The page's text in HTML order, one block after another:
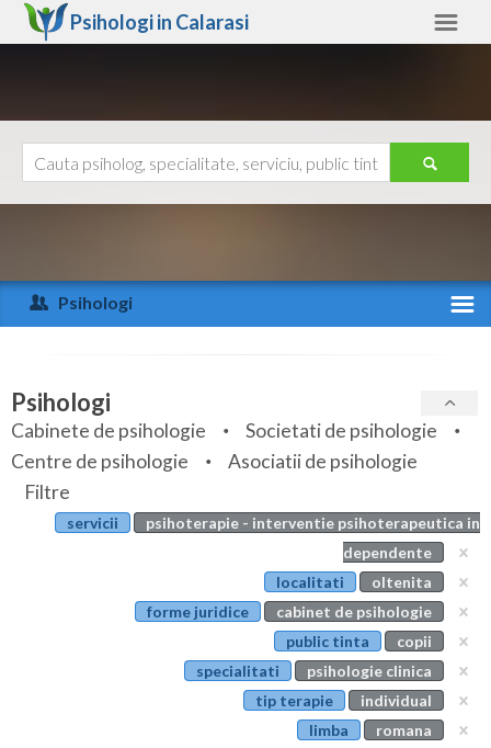
Psihologi in Calarasi
Arad
Arges
Bihor
Bistrita-Nasaud
Botosani
Ajutor
Psihologi
Specialitati
Servicii
Articole
Evenimente
Psihologi
Cabinete de psihologie
Societati de psihologie
Centre de psihologie
Asociatii de psihologie
Filtre
servicii
psihoterapie - interventie psihoterapeutica in
dependente
localitati
oltenita
forme juridice
cabinet de psihologie
public tinta
copii
specialitati
psihologie clinica
tip terapie
individual
limba
romana